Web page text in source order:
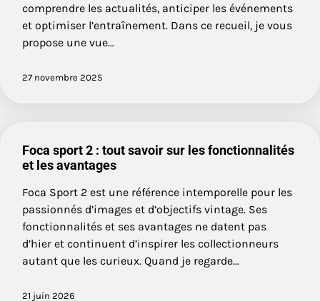
comprendre les actualités, anticiper les événements
et optimiser l’entraînement. Dans ce recueil, je vous
propose une vue…
27 novembre 2025
Foca sport 2 : tout savoir sur les fonctionnalités
et les avantages
Foca Sport 2 est une référence intemporelle pour les
passionnés d’images et d’objectifs vintage. Ses
fonctionnalités et ses avantages ne datent pas
d’hier et continuent d’inspirer les collectionneurs
autant que les curieux. Quand je regarde…
21 juin 2026